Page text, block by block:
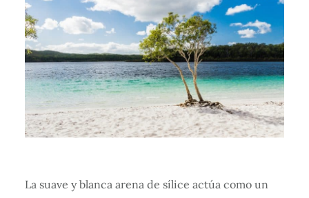
La suave y blanca arena de sílice actúa como un